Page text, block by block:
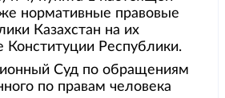
нормативные правовые
Казахстан на их
Конституции Республики.
Суд по обращениям
по правам человека